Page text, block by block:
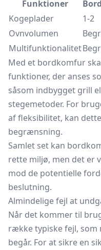
Funktioner
Kogeplader
1-2
Ovnvolumen
Multifunktionalitet
Med et bordkomfur
funktioner, der anses
såsom indbygget grill
stegemetoder. For
af fleksibilitet, kan
begrænsning.
Samlet set kan
rette miljø, men det er
mod de potentielle
beslutning.
Almindelige fejl at
Når det kommer til
række typiske fejl,
begår. For at sikre en